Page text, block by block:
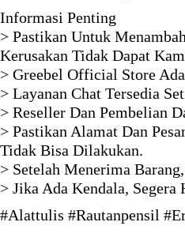
Informasi Penting
> Pastikan Untuk
Kerusakan Tidak Dapat
> Greebel Official Store
> Layanan Chat Tersedia
> Reseller Dan Pembelian
> Pastikan Alamat Dan
Tidak Bisa Dilakukan.
> Setelah Menerima
> Jika Ada Kendala,
#Alattulis #Rautanpensil